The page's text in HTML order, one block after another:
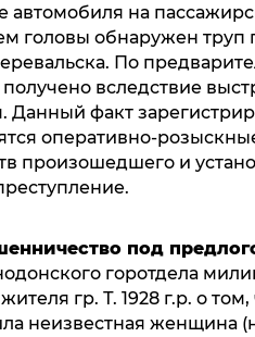
автомобиля на
головы обнаружен труп
По
вследствие
Данный факт
оперативно-
произошедшего и
под
горотдела
гр. Т. 1928 г.р. о
неизвестная женщина